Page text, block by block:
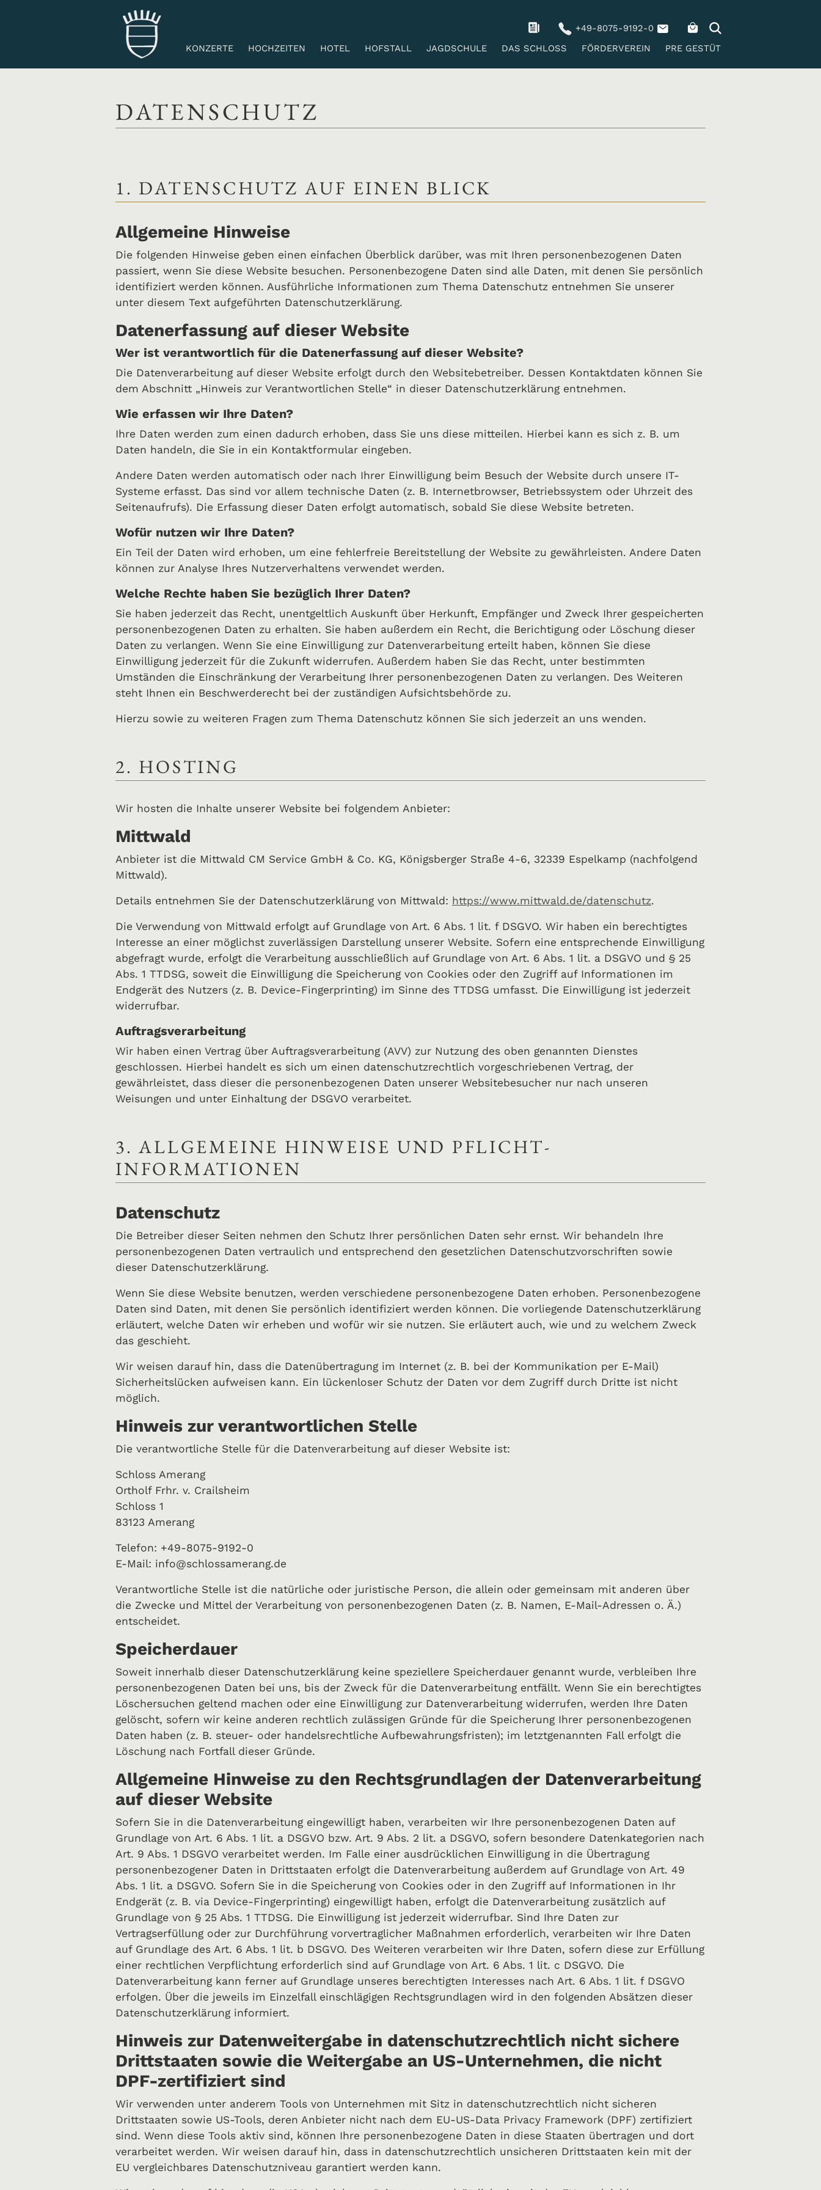
+49-8075-9192-0
KONZERTE
HOCHZEITEN HOTEL HOFSTALL JAGDSCHULE DAS SCHLOSS FÖRDERVEREIN PRE GESTÜT
DATENSCHUTZ
1. DATENSCHUTZ AUF EINEN BLICK
Allgemeine Hinweise
Die folgenden Hinweise geben einen einfachen Überblick darüber, was mit Ihren personenbezogenen Daten
passiert, wenn Sie diese Website besuchen. Personenbezogene Daten sind alle Daten, mit denen Sie persönlich
identifiziert werden können. Ausführliche Informationen zum Thema Datenschutz entnehmen Sie unserer
unter diesem Text aufgeführten Datenschutzerklärung.
Datenerfassung auf dieser Website
Wer ist verantwortlich für die Datenerfassung auf dieser Website?
Die Datenverarbeitung auf dieser Website erfolgt durch den Websitebetreiber. Dessen Kontaktdaten können Sie
dem Abschnitt „Hinweis zur Verantwortlichen Stelle“ in dieser Datenschutzerklärung entnehmen.
Wie erfassen wir Ihre Daten?
Ihre Daten werden zum einen dadurch erhoben, dass Sie uns diese mitteilen. Hierbei kann es sich z. B. um
Daten handeln, die Sie in ein Kontaktformular eingeben.
Andere Daten werden automatisch oder nach Ihrer Einwilligung beim Besuch der Website durch unsere IT-
Systeme erfasst. Das sind vor allem technische Daten (z. B. Internetbrowser, Betriebssystem oder Uhrzeit des
Seitenaufrufs). Die Erfassung dieser Daten erfolgt automatisch, sobald Sie diese Website betreten.
Wofür nutzen wir Ihre Daten?
Ein Teil der Daten wird erhoben, um eine fehlerfreie Bereitstellung der Website zu gewährleisten. Andere Daten
können zur Analyse Ihres Nutzerverhaltens verwendet werden.
Welche Rechte haben Sie bezüglich Ihrer Daten?
Sie haben jederzeit das Recht, unentgeltlich Auskunft über Herkunft, Empfänger und Zweck Ihrer gespeicherten
personenbezogenen Daten zu erhalten. Sie haben außerdem ein Recht, die Berichtigung oder Löschung dieser
Daten zu verlangen. Wenn Sie eine Einwilligung zur Datenverarbeitung erteilt haben, können Sie diese
Einwilligung jederzeit für die Zukunft widerrufen. Außerdem haben Sie das Recht, unter bestimmten
Umständen die Einschränkung der Verarbeitung Ihrer personenbezogenen Daten zu verlangen. Des Weiteren
steht Ihnen ein Beschwerderecht bei der zuständigen Aufsichtsbehörde zu.
Hierzu sowie zu weiteren Fragen zum Thema Datenschutz können Sie sich jederzeit an uns wenden.
2. HOSTING
Wir hosten die Inhalte unserer Website bei folgendem Anbieter:
Mittwald
Anbieter ist die Mittwald CM Service GmbH & Co. KG, Königsberger Straße 4-6, 32339 Espelkamp (nachfolgend
Mittwald).
Details entnehmen Sie der Datenschutzerklärung von Mittwald: https://www.mittwald.de/datenschutz.
Die Verwendung von Mittwald erfolgt auf Grundlage von Art. 6 Abs. 1 lit. f DSGVO. Wir haben ein berechtigtes
Interesse an einer möglichst zuverlässigen Darstellung unserer Website. Sofern eine entsprechende Einwilligung
abgefragt wurde, erfolgt die Verarbeitung ausschließlich auf Grundlage von Art. 6 Abs. 1 lit. a DSGVO und § 25
Abs. 1 TTDSG, soweit die Einwilligung die Speicherung von Cookies oder den Zugriff auf Informationen im
Endgerät des Nutzers (z. B. Device-Fingerprinting) im Sinne des TTDSG umfasst. Die Einwilligung ist jederzeit
widerrufbar.
Auftragsverarbeitung
Wir haben einen Vertrag über Auftragsverarbeitung (AVV) zur Nutzung des oben genannten Dienstes
geschlossen. Hierbei handelt es sich um einen datenschutzrechtlich vorgeschriebenen Vertrag, der
gewährleistet, dass dieser die personenbezogenen Daten unserer Websitebesucher nur nach unseren
Weisungen und unter Einhaltung der DSGVO verarbeitet.
3. ALLGEMEINE HINWEISE UND PFLICHT­
INFORMATIONEN
Datenschutz
Die Betreiber dieser Seiten nehmen den Schutz Ihrer persönlichen Daten sehr ernst. Wir behandeln Ihre
personenbezogenen Daten vertraulich und entsprechend den gesetzlichen Datenschutzvorschriften sowie
dieser Datenschutzerklärung.
Wenn Sie diese Website benutzen, werden verschiedene personenbezogene Daten erhoben. Personenbezogene
Daten sind Daten, mit denen Sie persönlich identifiziert werden können. Die vorliegende Datenschutzerklärung
erläutert, welche Daten wir erheben und wofür wir sie nutzen. Sie erläutert auch, wie und zu welchem Zweck
das geschieht.
Wir weisen darauf hin, dass die Datenübertragung im Internet (z. B. bei der Kommunikation per E-Mail)
Sicherheitslücken aufweisen kann. Ein lückenloser Schutz der Daten vor dem Zugriff durch Dritte ist nicht
möglich.
Hinweis zur verantwortlichen Stelle
Die verantwortliche Stelle für die Datenverarbeitung auf dieser Website ist:
Schloss Amerang
Ortholf Frhr. v. Crailsheim
Schloss 1
83123 Amerang
Telefon: +49-8075-9192-0
E-Mail: info@schlossamerang.de
Verantwortliche Stelle ist die natürliche oder juristische Person, die allein oder gemeinsam mit anderen über
die Zwecke und Mittel der Verarbeitung von personenbezogenen Daten (z. B. Namen, E-Mail-Adressen o. Ä.)
entscheidet.
Speicherdauer
Soweit innerhalb dieser Datenschutzerklärung keine speziellere Speicherdauer genannt wurde, verbleiben Ihre
personenbezogenen Daten bei uns, bis der Zweck für die Datenverarbeitung entfällt. Wenn Sie ein berechtigtes
Löschersuchen geltend machen oder eine Einwilligung zur Datenverarbeitung widerrufen, werden Ihre Daten
gelöscht, sofern wir keine anderen rechtlich zulässigen Gründe für die Speicherung Ihrer personenbezogenen
Daten haben (z. B. steuer- oder handelsrechtliche Aufbewahrungsfristen); im letztgenannten Fall erfolgt die
Löschung nach Fortfall dieser Gründe.
Allgemeine Hinweise zu den Rechtsgrundlagen der Datenverarbeitung
auf dieser Website
Sofern Sie in die Datenverarbeitung eingewilligt haben, verarbeiten wir Ihre personenbezogenen Daten auf
Grundlage von Art. 6 Abs. 1 lit. a DSGVO bzw. Art. 9 Abs. 2 lit. a DSGVO, sofern besondere Datenkategorien nach
Art. 9 Abs. 1 DSGVO verarbeitet werden. Im Falle einer ausdrücklichen Einwilligung in die Übertragung
personenbezogener Daten in Drittstaaten erfolgt die Datenverarbeitung außerdem auf Grundlage von Art. 49
Abs. 1 lit. a DSGVO. Sofern Sie in die Speicherung von Cookies oder in den Zugriff auf Informationen in Ihr
Endgerät (z. B. via Device-Fingerprinting) eingewilligt haben, erfolgt die Datenverarbeitung zusätzlich auf
Grundlage von § 25 Abs. 1 TTDSG. Die Einwilligung ist jederzeit widerrufbar. Sind Ihre Daten zur
Vertragserfüllung oder zur Durchführung vorvertraglicher Maßnahmen erforderlich, verarbeiten wir Ihre Daten
auf Grundlage des Art. 6 Abs. 1 lit. b DSGVO. Des Weiteren verarbeiten wir Ihre Daten, sofern diese zur Erfüllung
einer rechtlichen Verpflichtung erforderlich sind auf Grundlage von Art. 6 Abs. 1 lit. c DSGVO. Die
Datenverarbeitung kann ferner auf Grundlage unseres berechtigten Interesses nach Art. 6 Abs. 1 lit. f DSGVO
erfolgen. Über die jeweils im Einzelfall einschlägigen Rechtsgrundlagen wird in den folgenden Absätzen dieser
Datenschutzerklärung informiert.
Hinweis zur Datenweitergabe in datenschutzrechtlich nicht sichere
Drittstaaten sowie die Weitergabe an US-Unternehmen, die nicht
DPF-zertifiziert sind
Wir verwenden unter anderem Tools von Unternehmen mit Sitz in datenschutzrechtlich nicht sicheren
Drittstaaten sowie US-Tools, deren Anbieter nicht nach dem EU-US-Data Privacy Framework (DPF) zertifiziert
sind. Wenn diese Tools aktiv sind, können Ihre personenbezogene Daten in diese Staaten übertragen und dort
verarbeitet werden. Wir weisen darauf hin, dass in datenschutzrechtlich unsicheren Drittstaaten kein mit der
EU vergleichbares Datenschutzniveau garantiert werden kann.